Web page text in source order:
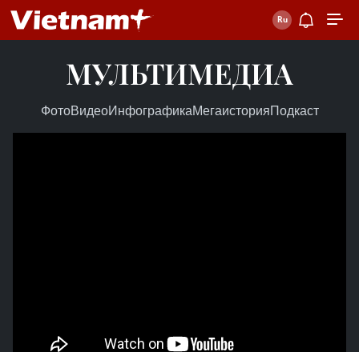
МУЛЬТИМЕДИА
ФотоВидеоИнфографикаМегаисторияПодкаст